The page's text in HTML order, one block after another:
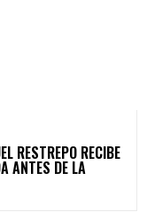
RESTREPO RECIBE
ANTES DE LA